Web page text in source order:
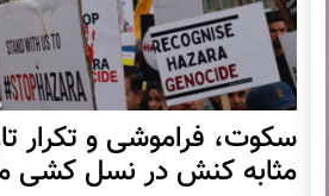
سکوت، فراموشی و تکرار
مثابه کنش در نسل کشی